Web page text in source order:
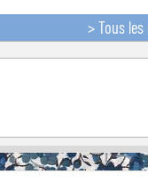
> Tous